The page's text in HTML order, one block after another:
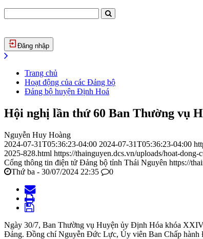
Đăng nhập
Trang chủ
Hoạt động của các Đảng bộ
Đảng bộ huyện Định Hoá
Hội nghị lần thứ 60 Ban Thường vụ
Nguyễn Huy Hoàng
2024-07-31T05:36:23-04:00 2024-07-31T05:36:23-04:00
2025-828.html https://thainguyen.dcs.vn/uploads/hoat-
Cổng thông tin điện tử Đảng bộ tỉnh Thái Nguyên https://
Thứ ba - 30/07/2024 22:35
0
Ngày 30/7, Ban Thường vụ Huyện ủy Định Hóa khóa
Đảng. Đồng chí Nguyễn Đức Lực, Ủy viên Ban Chấp